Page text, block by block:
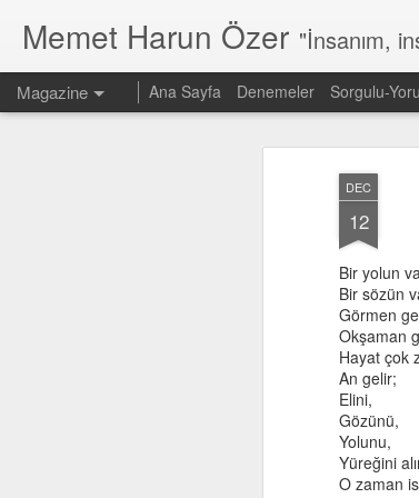
DEC
12
Bir yolun
Bir sözün
Görmen
Okşaman
Hayat çok
An gelir;
Elini,
Gözünü,
Yolunu,
Yüreğini
O zaman
Memet Harun Özer "İnsanım,
Magazine Ana Sayfa Denemeler Sorgulu-